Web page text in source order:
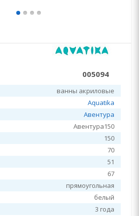
005094
ванны акриловые
Aquatika
Авентура
Авентура150
150
70
51
67
прямоугольная
белый
3 года